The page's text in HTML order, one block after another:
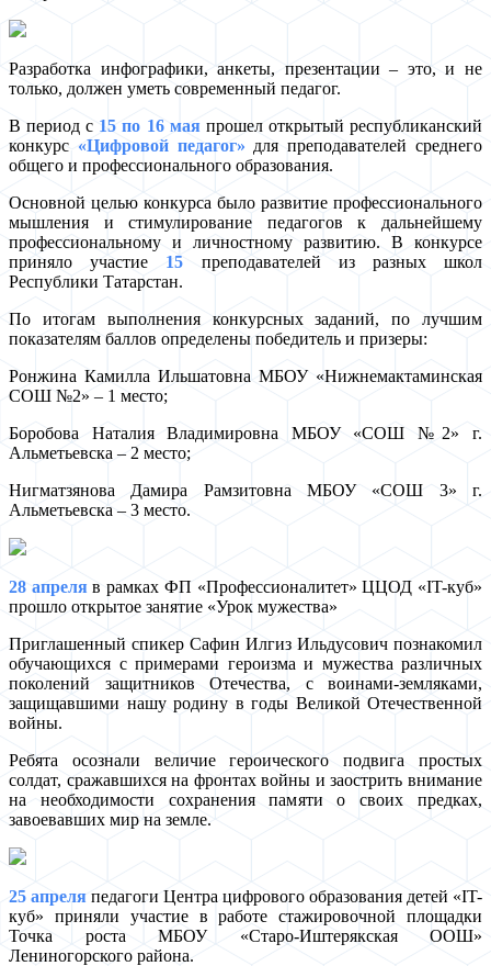
Разработка инфографики, анкеты, презентации – это, и не
только, должен уметь современный педагог.
В период с 15 по 16 маяпрошел открытый республиканский
конкурс «Цифровой педагог» для преподавателей среднего
общего и профессионального образования.
Основной целью конкурса было развитие профессионального
мышления и стимулирование педагогов к дальнейшему
профессиональному и личностному развитию. В конкурсе
приняло участие 15 преподавателей из разных школ
Республики Татарстан.
По итогам выполнения конкурсных заданий, по лучшим
показателям баллов определены победитель и призеры:
Ронжина Камилла Ильшатовна МБОУ «Нижнемактаминская
СОШ №2» – 1 место;
Боробова Наталия Владимировна МБОУ «СОШ №2» г.
Альметьевска – 2 место;
Нигматзянова Дамира Рамзитовна МБОУ «СОШ 3» г.
Альметьевска – 3 место.
28 апреляв рамках ФП «Профессионалитет» ЦЦОД «IT-куб»
прошло открытое занятие «Урок мужества»
Приглашенный спикер Сафин Илгиз Ильдусович познакомил
обучающихся с примерами героизма и мужества различных
поколений защитников Отечества, с воинами-земляками,
защищавшими нашу родину в годы Великой Отечественной
войны.
Ребята осознали величие героического подвига простых
солдат, сражавшихся на фронтах войны и заострить внимание
на необходимости сохранения памяти о своих предках,
завоевавших мир на земле.
25 апреля педагоги Центра цифрового образования детей «IT-
куб» приняли участие в работе стажировочной площадки
Точка роста МБОУ «Старо-Иштерякская ООШ»
Лениногорского района.